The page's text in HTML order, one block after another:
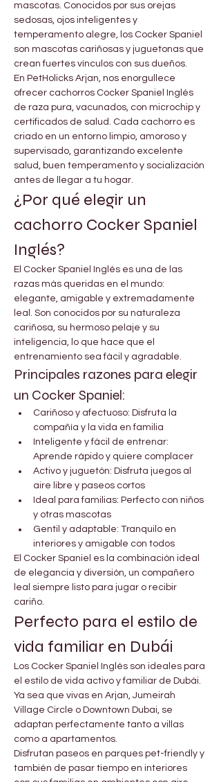
mascotas. Conocidos por sus orejas
sedosas, ojos inteligentes y
temperamento alegre, los Cocker Spaniel
son mascotas cariñosas y juguetonas que
crean fuertes vínculos con sus dueños.
En PetHolicks Arjan, nos enorgullece
ofrecer cachorros Cocker Spaniel Inglés
de raza pura, vacunados, con microchip y
certificados de salud. Cada cachorro es
criado en un entorno limpio, amoroso y
supervisado, garantizando excelente
salud, buen temperamento y socialización
antes de llegar a tu hogar.
¿Por qué elegir un
cachorro Cocker Spaniel
Inglés?
El Cocker Spaniel Inglés es una de las
razas más queridas en el mundo:
elegante, amigable y extremadamente
leal. Son conocidos por su naturaleza
cariñosa, su hermoso pelaje y su
inteligencia, lo que hace que el
entrenamiento sea fácil y agradable.
Principales razones para elegir
un Cocker Spaniel:
Cariñoso y afectuoso: Disfruta la
compañía y la vida en familia
Inteligente y fácil de entrenar:
Aprende rápido y quiere complacer
Activo y juguetón: Disfruta juegos al
aire libre y paseos cortos
Ideal para familias: Perfecto con niños
y otras mascotas
Gentil y adaptable: Tranquilo en
interiores y amigable con todos
El Cocker Spaniel es la combinación ideal
de elegancia y diversión, un compañero
leal siempre listo para jugar o recibir
cariño.
Perfecto para el estilo de
vida familiar en Dubái
Los Cocker Spaniel Inglés son ideales para
el estilo de vida activo y familiar de Dubái.
Ya sea que vivas en Arjan, Jumeirah
Village Circle o Downtown Dubai, se
adaptan perfectamente tanto a villas
como a apartamentos.
Disfrutan paseos en parques pet-friendly y
también de pasar tiempo en interiores